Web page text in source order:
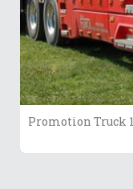
Promotion Truck 1